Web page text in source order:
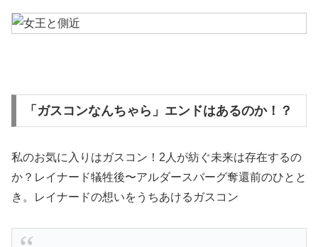
「ガスコンなんちゃら」エンドはあるのか！？
私のお気に入りはガスコン！2人が紡ぐ未来は存在するの
か？レイナード犠牲後〜アルダースバーグ奪還前のひとと
き。レイナードの想いをうちあけるガスコン